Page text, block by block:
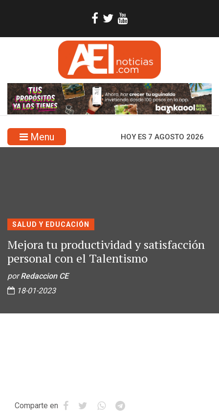
Menu HOY ES 7 AGOSTO 2026
SALUD Y EDUCACIÓN
Mejora tu productividad y satisfacción
personal con el Talentismo
porRedaccion CE
18-01-2023
Comparte en